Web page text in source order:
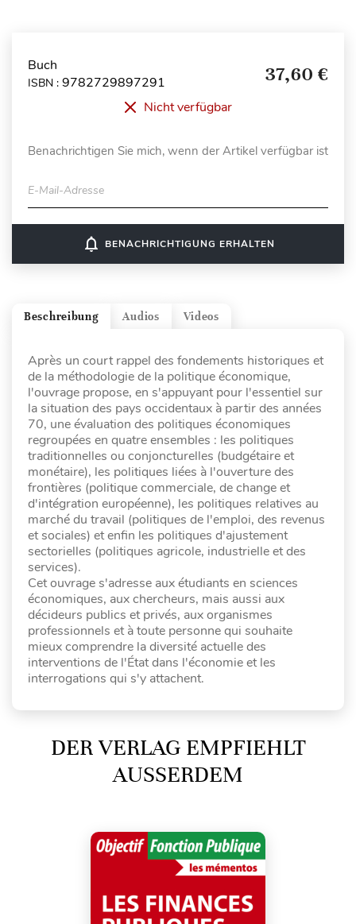
Buch
ISBN : 9782729897291 37,60 €
Nicht verfügbar
Benachrichtigen Sie mich, wenn der Artikel verfügbar ist
E-Mail-Adresse
notifications_none BENACHRICHTIGUNG ERHALTEN
Videos
Audios
Beschreibung
Après un court rappel des fondements historiques et
de la méthodologie de la politique économique,
l'ouvrage propose, en s'appuyant pour l'essentiel sur
la situation des pays occidentaux à partir des années
70, une évaluation des politiques économiques
regroupées en quatre ensembles : les politiques
traditionnelles ou conjoncturelles (budgétaire et
monétaire), les politiques liées à l'ouverture des
frontières (politique commerciale, de change et
d'intégration européenne), les politiques relatives au
marché du travail (politiques de l'emploi, des revenus
et sociales) et enfin les politiques d'ajustement
sectorielles (politiques agricole, industrielle et des
services).
Cet ouvrage s'adresse aux étudiants en sciences
économiques, aux chercheurs, mais aussi aux
décideurs publics et privés, aux organismes
professionnels et à toute personne qui souhaite
mieux comprendre la diversité actuelle des
interventions de l'État dans l'économie et les
interrogations qui s'y attachent.
DER VERLAG EMPFIEHLT
AUSSERDEM